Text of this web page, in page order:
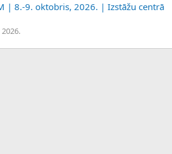
| 8.-9. oktobris, 2026. | Izstāžu centrā